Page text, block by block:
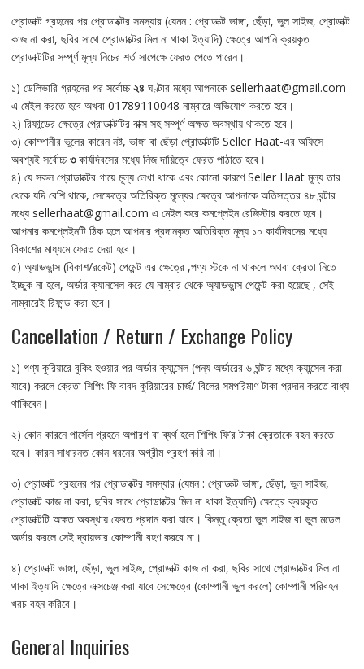
প্রোডাক্ট গ্রহনের পর প্রোডাক্টের সমস্যার (যেমন : প্রোডাক্ট ভাঙ্গা, ছেঁড়া, ভুল সাইজ, প্রোডাক্ট
কাজ না করা, ছবির সাথে প্রোডাক্টের মিল না থাকা ইত্যাদি) ক্ষেত্রে আপনি ক্রয়কৃত
প্রোডাক্টটির সম্পূর্ণ মূল্য নিচের শর্ত সাপেক্ষে ফেরত পেতে পারেন।
১) ডেলিভারি গ্রহনের পর সর্বোচ্চ২৪ ঘণ্টার মধ্যে আপনাকে sellerhaat@gmail.com
এ মেইল করতে হবে অখবা 01789110048 নাম্বারে অভিযোগ করতে হবে।
২) রিফান্ডের ক্ষেত্রে প্রোডাক্টটির বাক্স সহ সম্পূর্ণ অক্ষত অবস্থায় থাকতে হবে।
৩) কোম্পানীর ভুলের কারেন নষ্ট, ভাঙ্গা বা ছেঁড়া প্রোডাক্টটি Seller Haat-এর অফিসে
অবশ্যই সর্বোচ্চ৩কার্যদিবসের মধ্যে নিজ দায়িত্বে ফেরত পাঠাতে হবে।
৪) যে সকল প্রোডাক্টের গায়ে মূল্য লেখা থাকে এবং কোনো কারণে Seller Haat মূল্য তার
থেকে যদি বেশি থাকে, সেক্ষেত্রে অতিরিক্ত মূল্যের ক্ষেত্রে আপনাকে অতিসত্তর ৪৮ ঘন্টার
মধ্যে sellerhaat@gmail.com এ মেইল করে কমপ্লেইন রেজিস্টার করতে হবে।
আপনার কমপ্লেইনটি ঠিক হলে আপনার প্রদানকৃত অতিরিক্ত মূল্য ১০ কার্যদিবসের মধ্যে
বিকাশের মাধ্যমে ফেরত দেয়া হবে।
৫) অ্যাডভান্স (বিকাশ/রকেট) পেমেন্ট এর ক্ষেত্রে ,পণ্য স্টকে না থাকলে অথবা ক্রেতা নিতে
ইচ্ছুক না হলে, অর্ডার ক্যানসেল করে যে নাম্বার থেকে অ্যাডভান্স পেমেন্ট করা হয়েছে , সেই
নাম্বারেই রিফান্ড করা হবে।
Cancellation / Return / Exchange Policy
১) পণ্য কুরিয়ারে বুকিং হওয়ার পর অর্ডার ক্যান্সেল (পন্য অর্ডারের ৬ ঘন্টার মধ্যে ক্যান্সেল করা
যাবে) করলে ক্রেতা শিপিং ফি বাবদ কুরিয়ারের চার্জ/ বিলের সমপরিমাণ টাকা প্রদান করতে বাধ্য
থাকিবেন।
২) কোন কারনে পার্সেল গ্রহনে অপারগ বা ব্যর্থ হলে শিপিং ফি’র টাকা ক্রেতাকে বহন করতে
হবে। কারন সাধারনত কোন ধরনের অগ্রীম গ্রহণ করি না।
৩) প্রোডাক্ট গ্রহনের পর প্রোডাক্টের সমস্যার (যেমন : প্রোডাক্ট ভাঙ্গা, ছেঁড়া, ভুল সাইজ,
প্রোডাক্ট কাজ না করা, ছবির সাথে প্রোডাক্টের মিল না থাকা ইত্যাদি) ক্ষেত্রে ক্রয়কৃত
প্রোডাক্টটি অক্ষত অবস্থায় ফেরত প্রদান করা যাবে। কিন্তু ক্রেতা ভুল সাইজ বা ভুল মডেল
অর্ডার করলে সেই দ্বায়ভার কোম্পানী বহণ করবে না।
৪) প্রোডাক্ট ভাঙ্গা, ছেঁড়া, ভুল সাইজ, প্রোডাক্ট কাজ না করা, ছবির সাথে প্রোডাক্টের মিল না
থাকা ইত্যাদি ক্ষেত্রে এক্সচেঞ্জ করা যাবে সেক্ষেত্রে (কোম্পানী ভুল করলে) কোম্পানী পরিবহন
খরচ বহন করিবে।
General Inquiries